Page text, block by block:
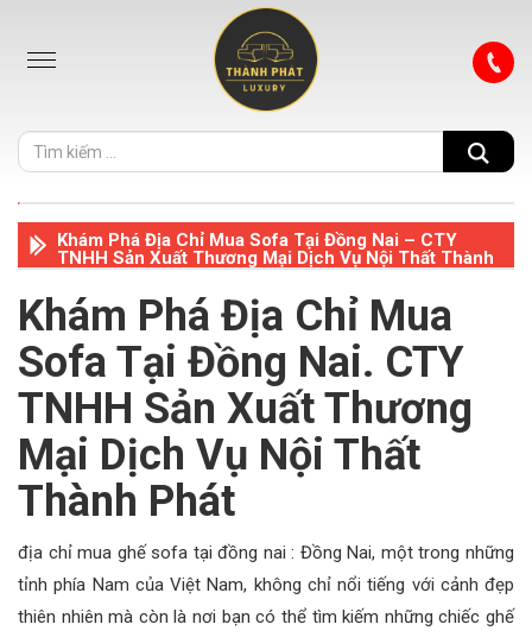
Khám Phá Địa Chỉ Mua Sofa Tại Đồng Nai – CTY
TNHH Sản Xuất Thương Mại Dịch Vụ Nội Thất Thành
Phát
Khám Phá Địa Chỉ Mua
Sofa Tại Đồng Nai. CTY
TNHH Sản Xuất Thương
Mại Dịch Vụ Nội Thất
Thành Phát
địa chỉ mua ghế sofa tại đồng nai : Đồng Nai, một trong những
tỉnh phía Nam của Việt Nam, không chỉ nổi tiếng với cảnh đẹp
thiên nhiên mà còn là nơi bạn có thể tìm kiếm những chiếc ghế